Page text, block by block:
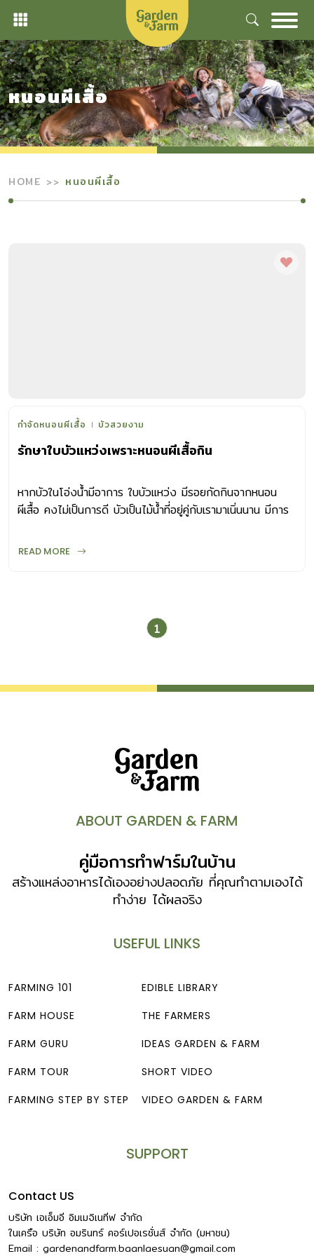
Skip
content
หนอนผีเสื้อ
HOME หนอนผีเสื้อ
กำจัดหนอนผีเสื้อ บัวสวยงาม
รักษาใบบัวแหว่งเพราะหนอนผีเสื้อกิน
หากบัวในโอ่งน้ำมีอาการ ใบบัวแหว่ง มีรอยกัดกินจากหนอน
ผีเสื้อ คงไม่เป็นการดี บัวเป็นไม้นํ้าที่อยู่คู่กับเรามาเนิ่นนาน มีการ
สวยงามของรูปทรงสีสันที่หลากหลายของกลีบดอก อีกทั้งในบัว
ในการปลูกประดับตลอดมา แต่หาก ใบบัวแหว่ง และเนื้อเยื่อ
บริเวณแผ่นใบขาดหายเป็นวงกว้าง เหลือเพียงเส้นใบที่ยึดแผ่นใบ
ผีเสื้อกลางคืนชนิดหนึ่งที่ออกหากินและวางไข่บนใบบัวในตอน
STEP 1 เด็ดใบที่ถูกหนอนกัดกินออกจากกระถางแล้วนำไปเผา
ทำลายทิ้ง STEP 2 อีกหนึ่งเดือนต่อมา ถ้าพบการระบาดเพิ่มขึ้น
ควรฉีดพ่นสารป้องกันกำจัดแมลงบ้าง STEP 3 ใส่ปุ๋ยเม็ดที่ห่อ
10 เซนติเมตร ทุก 3 เดือนแต่ไม่ควรใส่บ่อยจนเกินไปเพราะจะ
ต่างจากบัวชนิดอื่น ๆ นั่นคือสามารถแตกต้นอ่อนจากกึ่งกลางใบ
และนำไปปลูกขยายพันธุ์ต่อได้ตามปกติ ซึ่งได้แก่ บัวพันธุ์
August Koch,Dauben, Panama Pacific, Pink Platter
READ MORE
1
ABOUT GARDEN & FARM
คู่มือการทำฟาร์มในบ้าน
สร้างแหล่งอาหารได้เองอย่างปลอดภัย ที่คุณทำตามเองได้
ทำง่าย ได้ผลจริง
USEFUL LINKS
FARMING 101
FARM HOUSE
FARM GURU
FARM TOUR
FARMING STEP BY STEP
EDIBLE LIBRARY
THE FARMERS
IDEAS GARDEN & FARM
SHORT VIDEO
VIDEO GARDEN & FARM
SUPPORT
Contact US
บริษัท เอเอ็มอี อิมเมจิเนทีฟ จำกัด
ในเครือ บริษัท อมรินทร์ คอร์เปอเรชั่นส์ จำกัด (มหาชน)
Email : gardenandfarm.baanlaesuan@gmail.com